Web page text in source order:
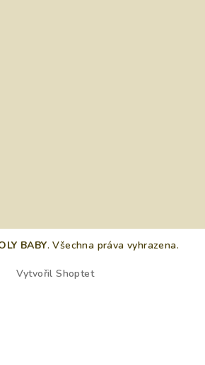
BABY. Všechna práva vyhrazena.
Vytvořil Shoptet